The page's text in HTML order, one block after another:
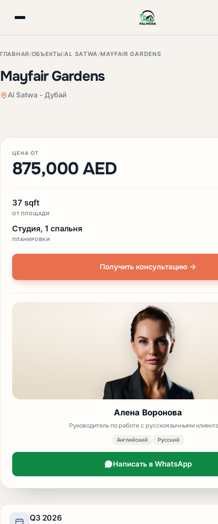
ГЛАВНАЯ /ОБЪЕКТЫ/AL SATWA /MAYFAIR GARDENS
Mayfair Gardens
Al Satwa - Дубай
Q3 2026
ЦЕНА ОТ
875,000 AED
37 sqft
ОТ ПЛОЩАДИ
Студия, 1 спальня
ПЛАНИРОВКИ
Получить консультацию →
Алена Воронова
Руководитель по работе с русскоязычными
Английский Русский
Написать в WhatsApp